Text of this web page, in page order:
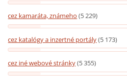
cez kamaráta, známeho (5 229)
cez katalógy a inzertné portály(5 173)
cez iné webové stránky(5 355)